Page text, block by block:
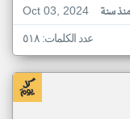
Oct 03, 2024
منذ سنة
عدد الكلمات: ٥١٨